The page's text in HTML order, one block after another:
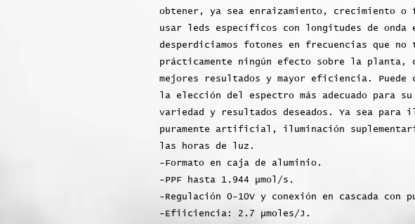
obtener, ya sea enraizamiento, crecimiento o
usar leds específicos con longitudes de onda
desperdiciamos fotones en frecuencias que no
prácticamente ningún efecto sobre la planta,
mejores resultados y mayor eficiencia. Puede
la elección del espectro más adecuado para
variedad y resultados deseados. Ya sea para
puramente artificial, iluminación
las horas de luz.
-Formato en caja de aluminio.
-PPF hasta 1.944 µmol/s.
-Regulación 0-10V y conexión en cascada con
-Efiiciencia: 2.7 µmoles/J.